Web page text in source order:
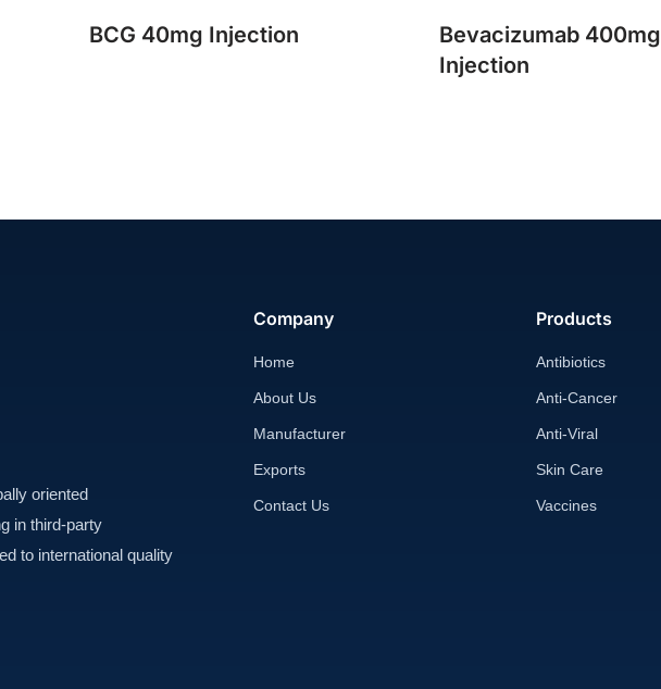
BCG 40mg Injection
Bevacizumab 400mg
Injection
oriented
in third-party
to international quality
Company
Home
About Us
Manufacturer
Exports
Contact Us
Products
Antibiotics
Anti-Cancer
Anti-Viral
Skin Care
Vaccines